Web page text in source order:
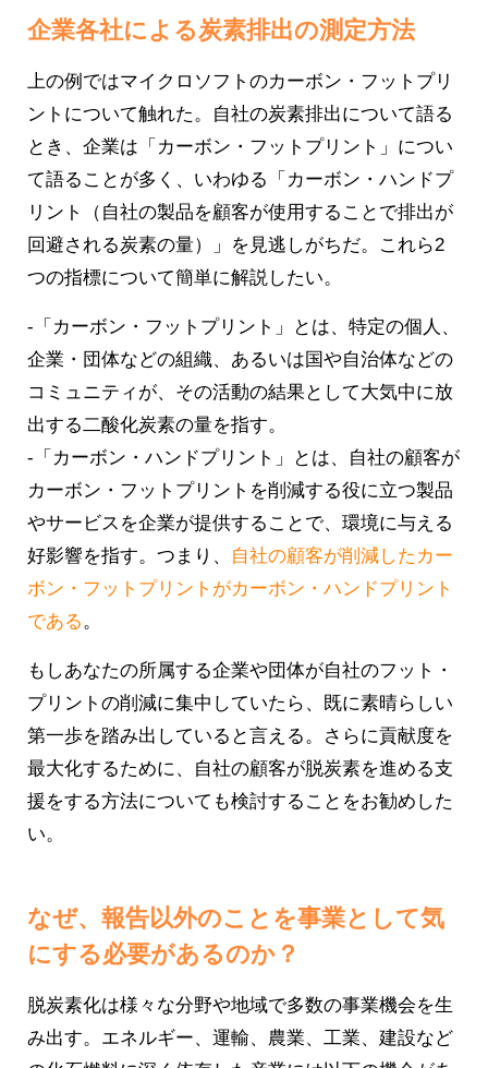
企業各社による炭素排出の測定方法
上の例ではマイクロソフトのカーボン・フットプリ
ントについて触れた。自社の炭素排出について語る
とき、企業は「カーボン・フットプリント」につい
て語ることが多く、いわゆる「カーボン・ハンドプ
リント（自社の製品を顧客が使用することで排出が
回避される炭素の量）」を見逃しがちだ。これら2
つの指標について簡単に解説したい。
-「カーボン・フットプリント」とは、特定の個人、
企業・団体などの組織、あるいは国や自治体などの
コミュニティが、その活動の結果として大気中に放
出する二酸化炭素の量を指す。
-「カーボン・ハンドプリント」とは、自社の顧客が
カーボン・フットプリントを削減する役に立つ製品
やサービスを企業が提供することで、環境に与える
好影響を指す。つまり、
自社の顧客が削減したカー
ボン・フットプリントがカーボン・ハンドプリント
である。
もしあなたの所属する企業や団体が自社のフット・
プリントの削減に集中していたら、既に素晴らしい
第一歩を踏み出していると言える。さらに貢献度を
最大化するために、自社の顧客が脱炭素を進める支
援をする方法についても検討することをお勧めした
い。
なぜ、報告以外のことを事業として気
にする必要があるのか？
脱炭素化は様々な分野や地域で多数の事業機会を生
み出す。エネルギー、運輸、農業、工業、建設など